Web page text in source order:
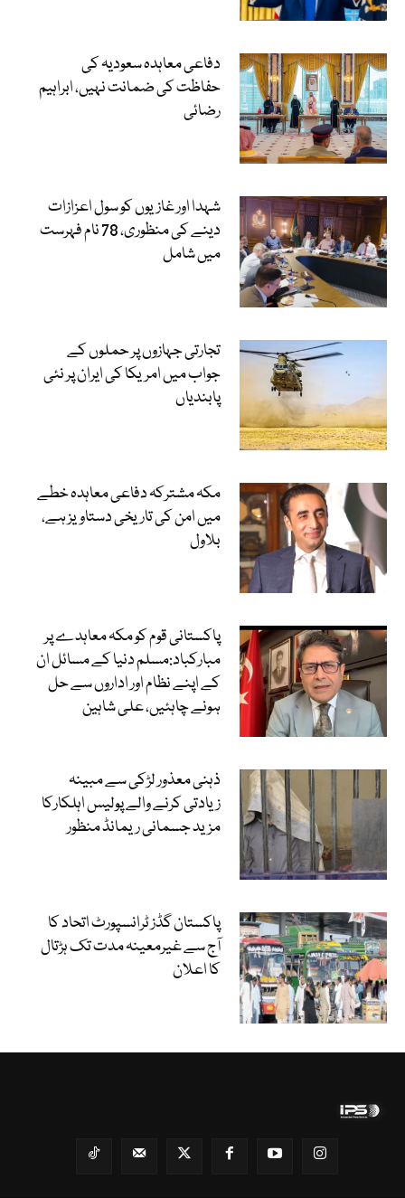
دفاعی معاہدہ سعودیہ کی
حفاظت کی ضمانت نہیں، ابراہیم
رضائی
شہدا اور غازیوں کو سول اعزازات
دینے کی منظوری، 78 نام فہرست
میں شامل
تجارتی جہازوں پر حملوں کے
جواب میں امریکا کی ایران پر نئی
پابندیاں
مکہ مشترکہ دفاعی معاہدہ خطے
میں امن کی تاریخی دستاویز ہے،
بلاول
پاکستانی قوم کو مکہ معاہدے پر
مبارکباد:مسلم دنیا کے مسائل ان
کے اپنے نظام اور اداروں سے حل
ہونے چاہئیں، علی شاہین
ذہنی معذور لڑکی سے مبینہ
زیادتی کرنے والے پولیس اہلکارکا
مزید جسمانی ریمانڈ منظور
پاکستان گڈز ٹرانسپورٹ اتحاد کا
آج سے غیرمعینہ مدت تک ہڑتال
کا اعلان